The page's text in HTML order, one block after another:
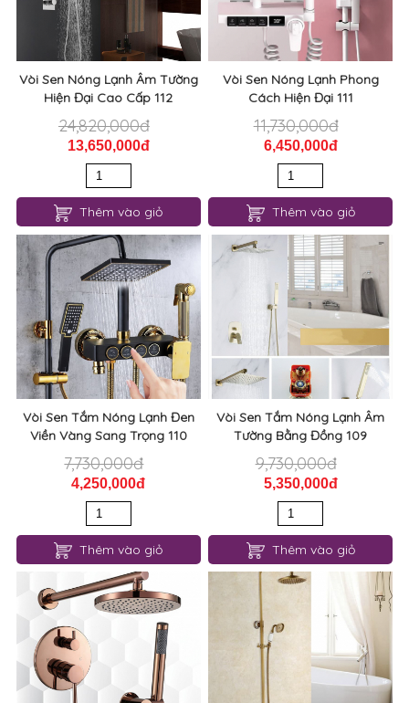
Vòi Sen Nóng Lạnh Âm Tường
Hiện Đại Cao Cấp 112
24,820,000đ
13,650,000đ
Thêm vào giỏ
Vòi Sen Nóng Lạnh Phong
Cách Hiện Đại 111
11,730,000đ
6,450,000đ
Thêm vào giỏ
Vòi Sen Tắm Nóng Lạnh Đen
Viền Vàng Sang Trọng 110
7,730,000đ
4,250,000đ
Thêm vào giỏ
Vòi Sen Tắm Nóng Lạnh Âm
Tường Bằng Đồng 109
9,730,000đ
5,350,000đ
Thêm vào giỏ